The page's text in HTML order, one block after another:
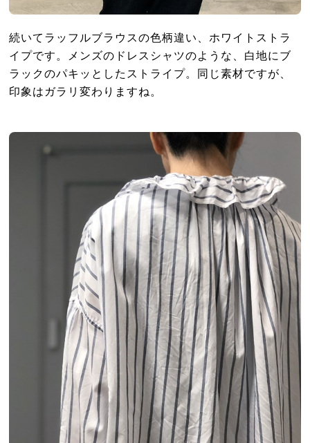
続いてラッフルブラウスの色柄違い、ホワイトストラ
イプです。メンズのドレスシャツのような、白地にブ
ラックのパキッとしたストライプ。同じ素材ですが、
印象はガラリ変わりますね。